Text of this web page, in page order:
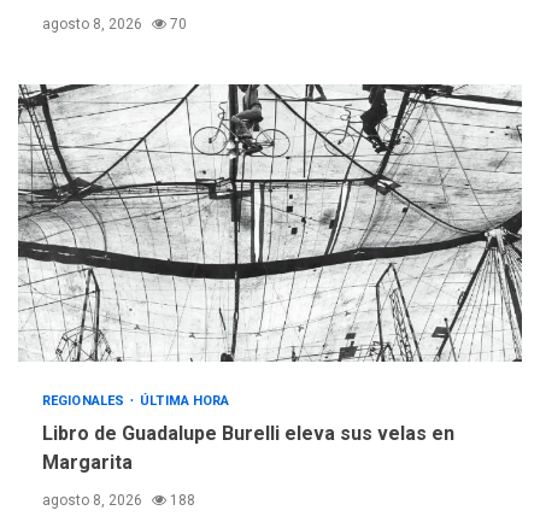
agosto 8, 2026 70
REGIONALES ÚLTIMA HORA
Libro de Guadalupe Burelli eleva sus velas en
Margarita
agosto 8, 2026 188